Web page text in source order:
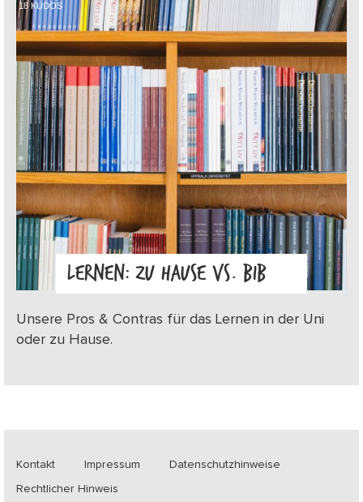
18 KUDOS
LERNEN: ZU HAUSE VS. BIB
Unsere Pros & Contras für das Lernen in der Uni
oder zu Hause.
Kontakt Impressum Datenschutzhinweise
Rechtlicher Hinweis